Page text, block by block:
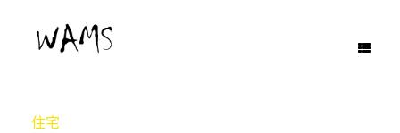
content
住宅